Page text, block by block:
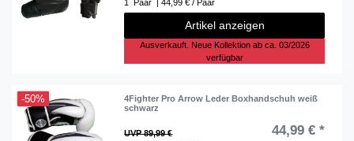
1 Paar | 44,99 € / Paar
Artikel anzeigen
Ausverkauft. Neue Kollektion ab ca. 03/2026
verfügbar
-50%
4Fighter Pro Arrow Leder Boxhandschuh weiß
schwarz
UVP 89,99 € 44,99 € *